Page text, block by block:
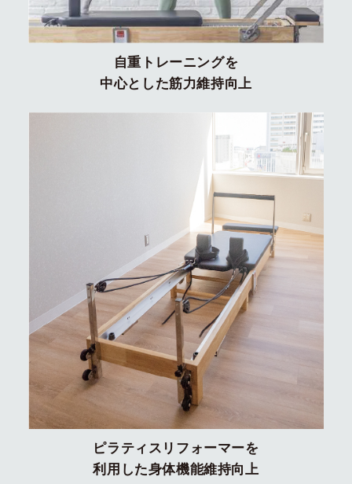
自重トレーニングを
中心とした筋力維持向上
ピラティスリフォーマーを
利用した身体機能維持向上